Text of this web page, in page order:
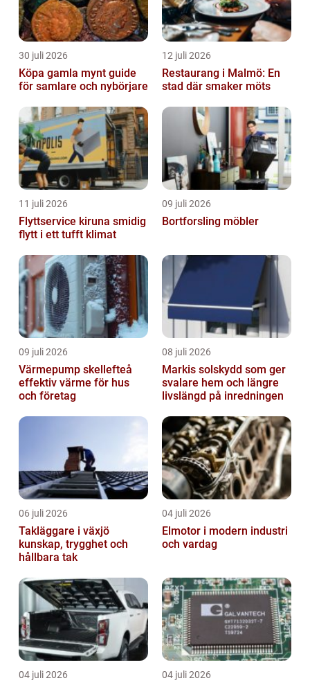
30 juli 2026
Köpa gamla mynt guide
för samlare och nybörjare
12 juli 2026
Restaurang i Malmö: En
stad där smaker möts
11 juli 2026
Flyttservice kiruna smidig
flytt i ett tufft klimat
09 juli 2026
Bortforsling möbler
09 juli 2026
Värmepump skellefteå
effektiv värme för hus
och företag
08 juli 2026
Markis solskydd som ger
svalare hem och längre
livslängd på inredningen
06 juli 2026
Takläggare i växjö
kunskap, trygghet och
hållbara tak
04 juli 2026
Elmotor i modern industri
och vardag
04 juli 2026 04 juli 2026